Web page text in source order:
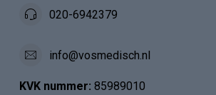
020-6942379
info@vosmedisch.nl
KVK nummer: 85989010